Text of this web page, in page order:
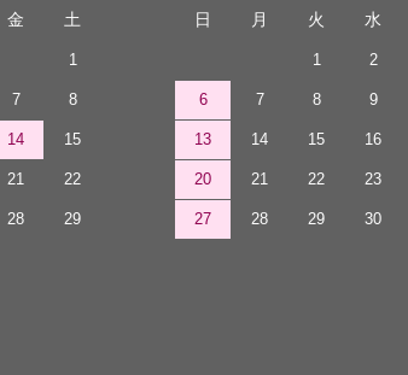
金 土
1
7 8
14 15
21 22
28 29
日 月 火 水
1 2
6 7 8 9
13 14 15 16
20 21 22 23
27 28 29 30